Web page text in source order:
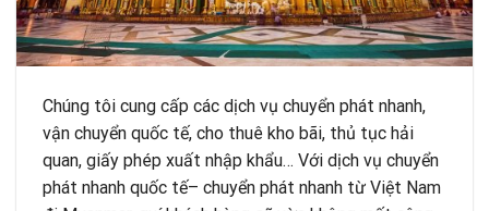
Chúng tôi cung cấp các dịch vụ chuyển phát nhanh,
vận chuyển quốc tế, cho thuê kho bãi, thủ tục hải
quan, giấy phép xuất nhập khẩu… Với dịch vụ chuyển
phát nhanh quốc tế– chuyển phát nhanh từ Việt Nam